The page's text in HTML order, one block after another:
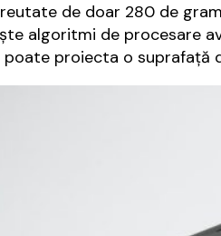
de doar 280 de
algoritmi de procesare
proiecta o suprafaţă